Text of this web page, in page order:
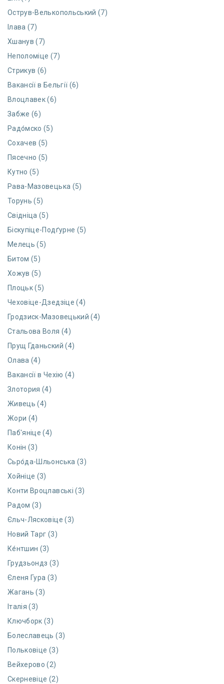
Острув-Велькопольський (7)
Ілава (7)
Хшанув (7)
Неполоміце (7)
Стрикув (6)
Вакансії в Бельгії (6)
Влоцлавек (6)
Забже (6)
Радо́мско (5)
Сохачев (5)
Пясечно (5)
Кутно (5)
Рава-Мазовецька (5)
Торунь (5)
Свідніца (5)
Біскупіце-Подґурне (5)
Мелець (5)
Битом (5)
Хожув (5)
Плоцьк (5)
Чеховіце-Дзедзіце (4)
Гродзиск-Мазовецький (4)
Стальова Воля (4)
Прущ Гданьский (4)
Олава (4)
Вакансії в Чехію (4)
Злотория (4)
Живець (4)
Жори (4)
Паб'яніце (4)
Конін (3)
Сьро́да-Шльонська (3)
Хойніце (3)
Конти Вроцлавські (3)
Радом (3)
Єльч-Лясковіце (3)
Новий Тарг (3)
Ке́нтшин (3)
Грудзьондз (3)
Єленя Гура (3)
Жагань (3)
Італія (3)
Ключборк (3)
Болеславець (3)
Польковіце (3)
Вейхерово (2)
Скерневіце (2)